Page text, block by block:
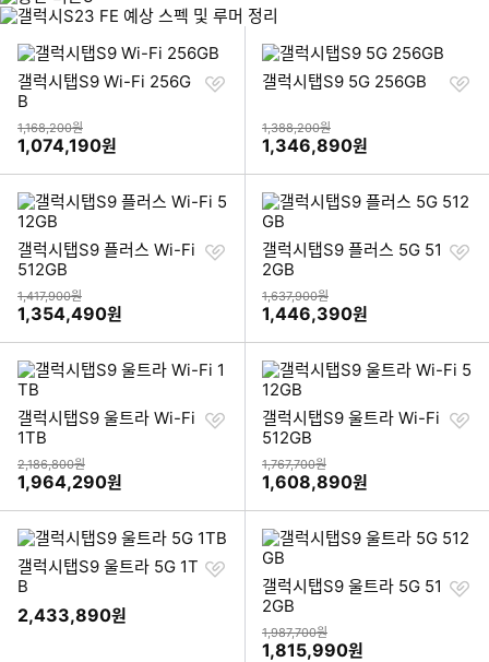
갤럭시탭S9 Wi-Fi 256G
B
상품금액
1,168,200원
할인금액
1,074,190원
찜
갤럭시탭S9 5G 256GB
상품금액
1,388,200원
할인금액
1,346,890원
찜
갤럭시탭S9 플러스 Wi-Fi
512GB
상품금액
1,417,900원
할인금액
1,354,490원
찜
갤럭시탭S9 플러스 5G 51
2GB
상품금액
1,637,900원
할인금액
1,446,390원
찜
갤럭시탭S9 울트라 Wi-Fi
1TB
상품금액
2,186,800원
할인금액
1,964,290원
찜
갤럭시탭S9 울트라 Wi-Fi
512GB
상품금액
1,767,700원
할인금액
1,608,890원
찜
갤럭시탭S9 울트라 5G 1T
B
2,433,890원
찜
갤럭시탭S9 울트라 5G 51
2GB
상품금액
1,987,700원
할인금액
1,815,990원
찜